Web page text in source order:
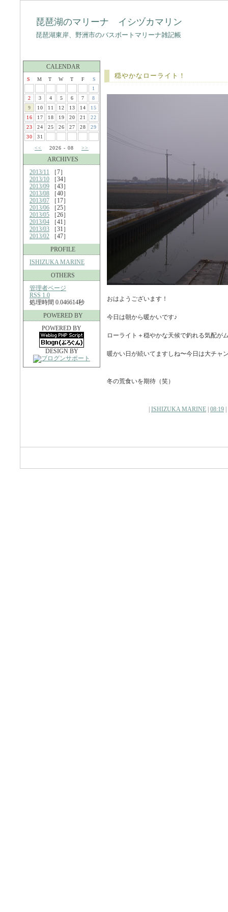
琵琶湖のマリーナ イシヅカマリン
琵琶湖東岸、野洲市のバスボートマリーナ雑記帳
CALENDAR
S M T W T F
S
1
2
3 4 5 6 7
8
9
10 11 12 13 14
15
16
17 18 19 20 21
22
23
24 25 26 27 28
29
30
31
<<
2026 - 08 >>
ARCHIVES
2013/11 ［7］
2013/10 ［34］
2013/09 ［43］
2013/08 ［40］
2013/07 ［17］
2013/06 ［25］
2013/05 ［26］
2013/04 ［41］
2013/03 ［31］
2013/02 ［47］
PROFILE
ISHIZUKA MARINE
OTHERS
管理者ページ
RSS 1.0
処理時間 0.046614秒
POWERED BY
POWERED BY
DESIGN BY
穏やかなローライト！
おはようございます！
今日は朝から暖かいです♪
ローライト＋穏やかな天候で釣れる気配が
暖かい日が続いてますしね〜今日は大チャ
冬の荒食いを期待（笑）
ISHIZUKA MARINE 08:19